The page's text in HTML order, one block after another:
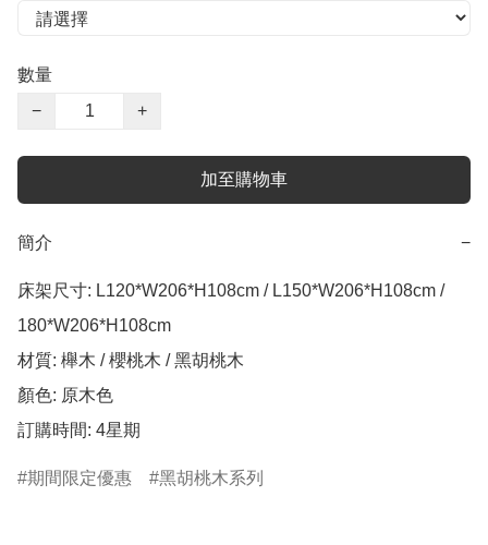
數量
−
+
加至購物車
簡介 −
床架尺寸: L120*W206*H108cm / L150*W206*H108cm /
180*W206*H108cm
材質: 櫸木 / 櫻桃木 / 黑胡桃木
顏色: 原木色
訂購時間: 4星期
期間限定優惠 黑胡桃木系列